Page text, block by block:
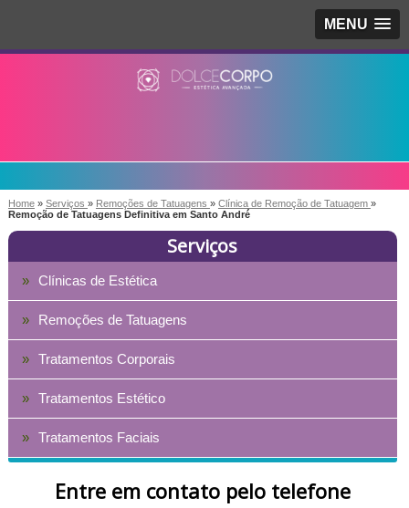
MENU
Home » Serviços » Remoções de Tatuagens » Clínica de Remoção de Tatuagem »
Remoção de Tatuagens Definitiva em Santo André
Serviços
Clínicas de Estética
Remoções de Tatuagens
Tratamentos Corporais
Tratamentos Estético
Tratamentos Faciais
Entre em contato pelo telefone